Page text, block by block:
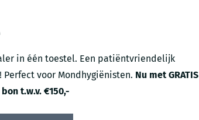
in één toestel. Een patiëntvriendelijk
voor Mondhygiënisten. Nu met GRATIS
t.w.v. €150,-